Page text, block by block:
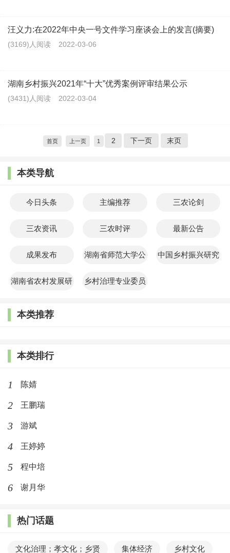
汪义力:在2022年中央一号文件学习座谈会上的发言(摘要)
(3169)人阅读 2022-03-06
湖南乡村振兴2021年“十大”优秀案例评审结果公示
(3431)人阅读 2022-03-04
首页 上一页 1 2 下一页 末页
本类导航
今日头条 主编推荐 三农论剑
三农资讯 三农时评 最新公告
成果发布 湖南省师范大学公 中国乡村振兴研究
湖南省农村发展研
乡村治理专业委员
本类推荐
本类排行
1 陈婧
2 王鹏瑞
3 游斌
4 王婷婷
5 程中培
6 谢月华
热门话题
文化治理；孝文化；乡贤 集体经济 乡村文化